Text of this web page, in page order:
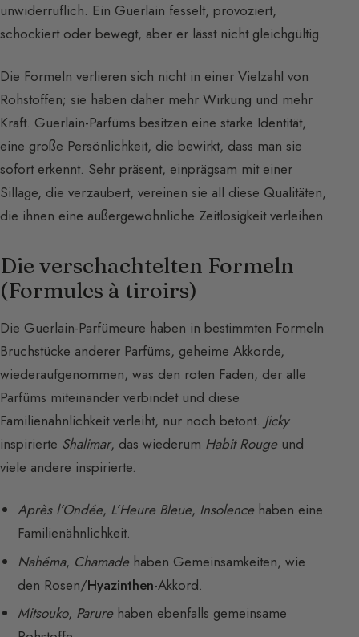
unwiderruflich. Ein Guerlain fesselt, provoziert,
schockiert oder bewegt, aber er lässt nicht gleichgültig.
Die Formeln verlieren sich nicht in einer Vielzahl von
Rohstoffen; sie haben daher mehr Wirkung und mehr
Kraft. Guerlain-Parfüms besitzen eine starke Identität,
eine große Persönlichkeit, die bewirkt, dass man sie
sofort erkennt. Sehr präsent, einprägsam mit einer
Sillage, die verzaubert, vereinen sie all diese Qualitäten,
die ihnen eine außergewöhnliche Zeitlosigkeit verleihen.
Die verschachtelten Formeln
(Formules à tiroirs)
Die Guerlain-Parfümeure haben in bestimmten Formeln
Bruchstücke anderer Parfüms, geheime Akkorde,
wiederaufgenommen, was den roten Faden, der alle
Parfüms miteinander verbindet und diese
Familienähnlichkeit verleiht, nur noch betont. Jicky
inspirierte Shalimar, das wiederum Habit Rougeund
viele andere inspirierte.
Après l’Ondée, L’Heure Bleue, Insolencehaben eine
Familienähnlichkeit.
Nahéma, Chamadehaben Gemeinsamkeiten, wie
den Rosen/Hyazinthen-Akkord.
Mitsouko, Parurehaben ebenfalls gemeinsame